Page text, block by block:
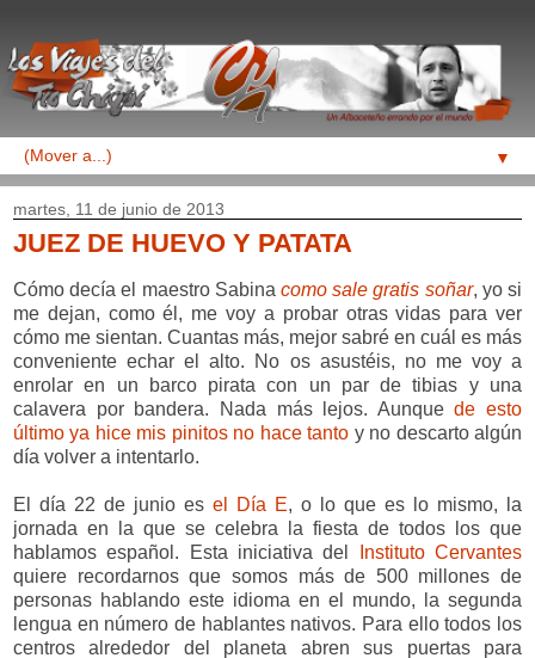
▼
martes, 11 de junio de 2013
JUEZ DE HUEVO Y PATATA
Cómo decía el maestro Sabina como sale gratis soñar, yo si
me dejan, como él, me voy a probar otras vidas para ver
cómo me sientan. Cuantas más, mejor sabré en cuál es más
conveniente echar el alto. No os asustéis, no me voy a
enrolar en un barco pirata con un par de tibias y una
calavera por bandera. Nada más lejos. Aunquede esto
último ya hice mis pinitos no hace tanto y no descarto algún
día volver a intentarlo.
El día 22 de junio es el Día E, o lo que es lo mismo, la
jornada en la que se celebra la fiesta de todos los que
hablamos español. Esta iniciativa del
Instituto Cervantes
quiere recordarnos que somos más de 500 millones de
personas hablando este idioma en el mundo, la segunda
lengua en número de hablantes nativos. Para ello todos los
centros alrededor del planeta abren sus puertas para